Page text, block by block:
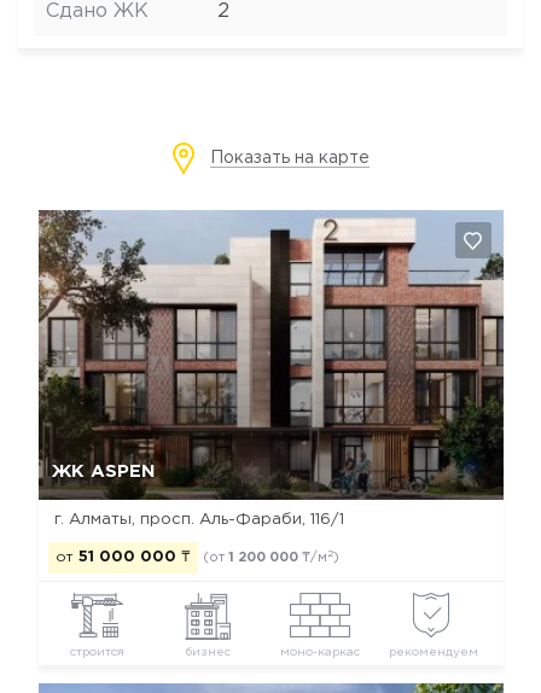
Сдано ЖК 2
Показать на карте
ЖК ASPEN
г. Алматы, просп. Аль-Фараби, 116/1
от 51 000 000 ₸ (от 1 200 000 ₸/м 2)
строится бизнес моно-каркас рекомендуем
Отмена